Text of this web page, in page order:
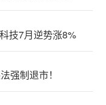
技7月逆势涨8%
强制退市！